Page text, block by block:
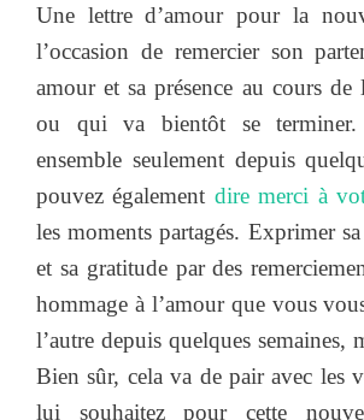
Une lettre d’amour pour la
l’occasion de remercier son
amour et sa présence au cours de
ou qui va bientôt se
ensemble seulement depuis
pouvez également dire merci à
les moments partagés. Exprimer sa
et sa gratitude par des
hommage à l’amour que vous
l’autre depuis quelques semaines,
Bien sûr, cela va de pair avec les
lui souhaitez pour cette